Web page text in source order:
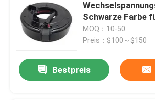
Schwarze Farbe
Klimaanlage
MOQ：10-50
Preis：$100～$150
Bestpreis